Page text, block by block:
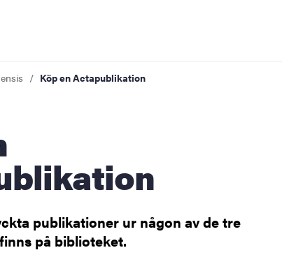
Köp en Actapublikation
publikationer ur någon av de tre
på biblioteket.